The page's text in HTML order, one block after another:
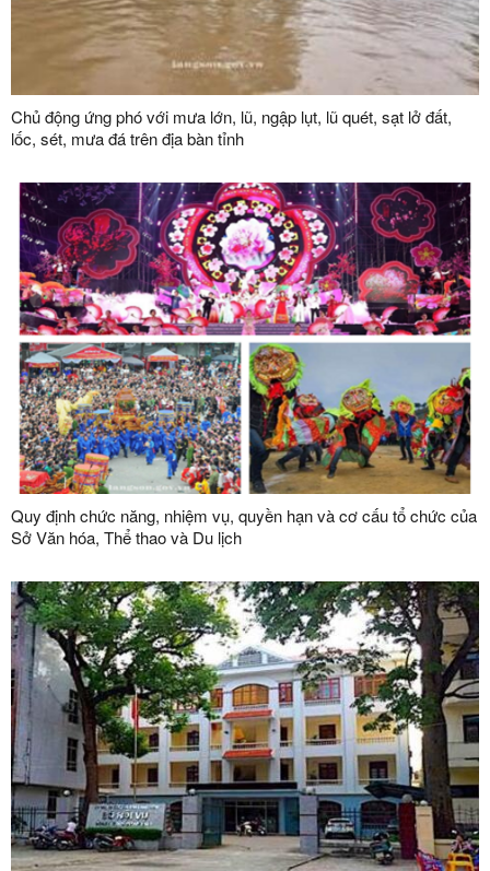
Chủ động ứng phó với mưa lớn, lũ, ngập lụt, lũ quét, sạt lở đất,
lốc, sét, mưa đá trên địa bàn tỉnh
Quy định chức năng, nhiệm vụ, quyền hạn và cơ cấu tổ chức của
Sở Văn hóa, Thể thao và Du lịch